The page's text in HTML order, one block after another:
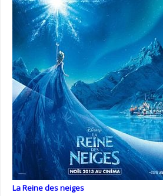
La Reine des neiges